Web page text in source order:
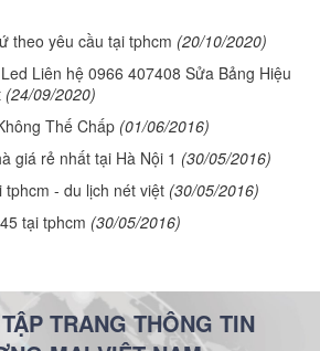
theo yêu cầu tại tphcm (20/10/2020)
Liên hệ 0966 407408 Sửa Bảng Hiệu
(24/09/2020)
Thế Chấp (01/06/2016)
giá rẻ nhất tại Hà Nội 1 (30/05/2016)
tphcm - du lịch nét việt (30/05/2016)
tại tphcm (30/05/2016)
TRANG THÔNG TIN